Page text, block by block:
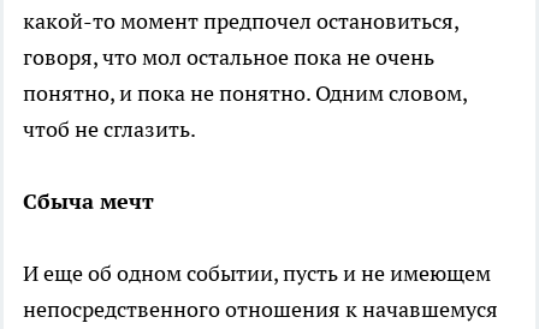
какой-то момент предпочел остановиться,
говоря, что мол остальное пока не очень
понятно, и пока не понятно. Одним словом,
чтоб не сглазить.
Сбыча мечт
И еще об одном событии, пусть и не имеющем
непосредственного отношения к начавшемуся